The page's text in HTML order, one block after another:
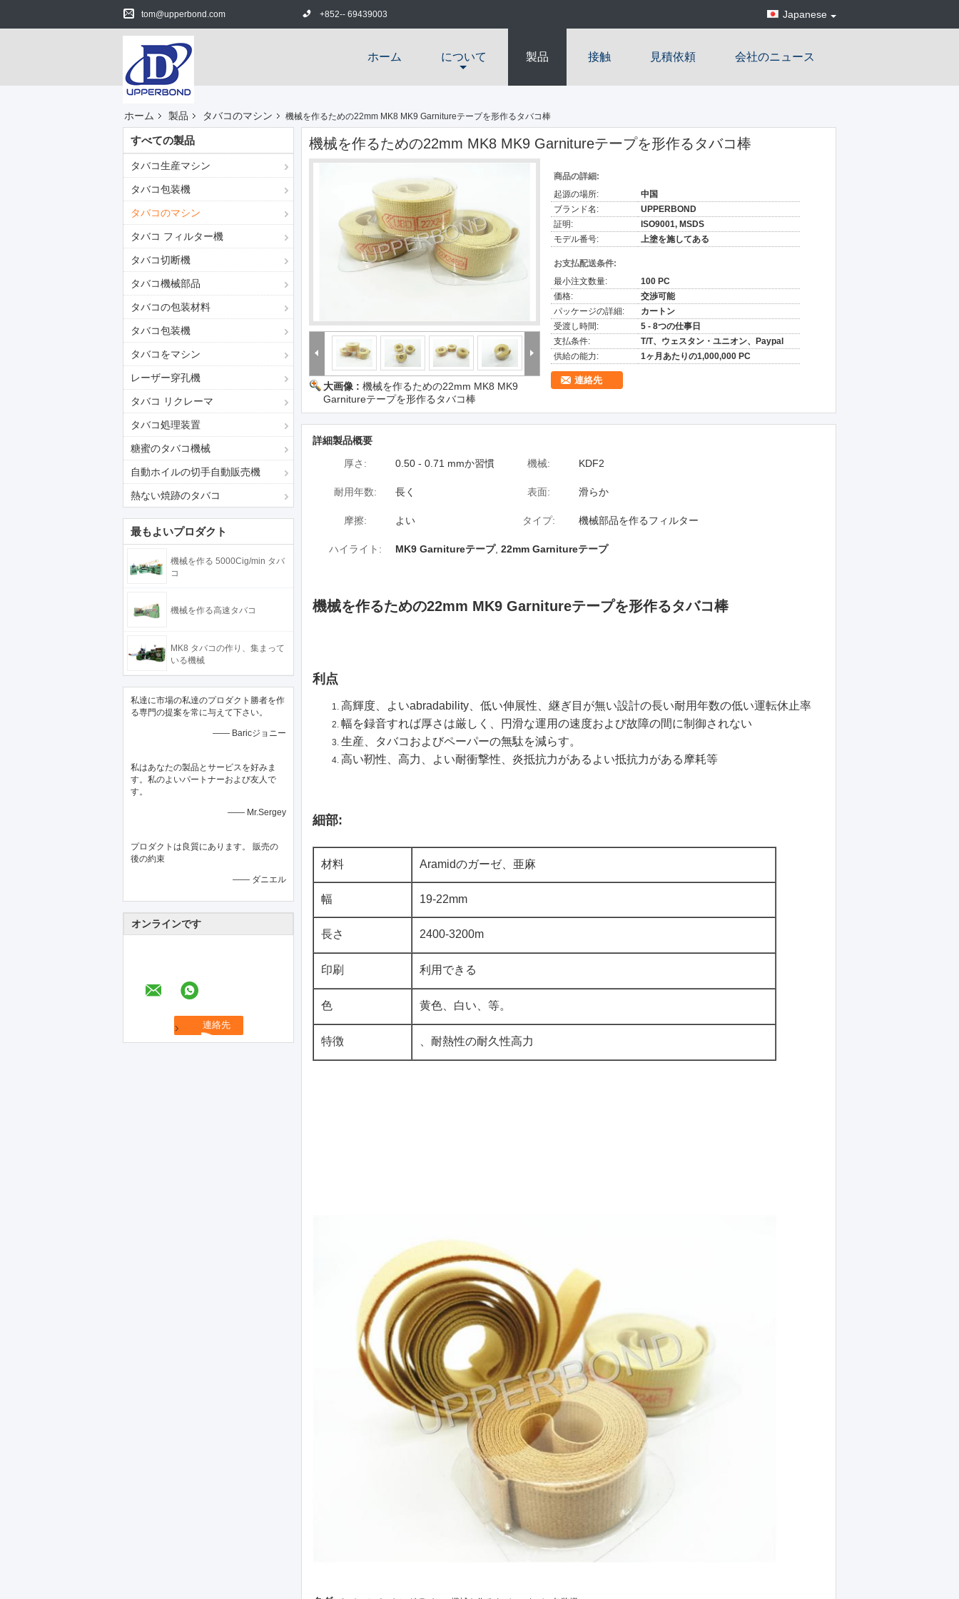
tom@upperbond.com +852-- 69439003 Japanese
ホーム について 製品 接触 見積依頼 会社のニュース
ホーム 製品 タバコのマシン 機械を作るための22mm MK8 MK9 Garnitureテープを形作るタバコ棒
すべての製品
タバコ生産マシン
タバコ包装機
タバコのマシン
タバコ フィルター機
タバコ切断機
タバコ機械部品
タバコの包装材料
タバコ包装機
タバコをマシン
レーザー穿孔機
タバコ リクレーマ
タバコ処理装置
糖蜜のタバコ機械
自動ホイルの切手自動販売機
熱ない焼跡のタバコ
最もよいプロダクト
機械を作る 5000Cig/min タバ
コ
機械を作る高速タバコ
MK8 タバコの作り、集まって
いる機械
私達に市場の私達のプロダクト勝者を作
る専門の提案を常に与えて下さい。
—— Baricジョニー
私はあなたの製品とサービスを好みま
す。私のよいパートナーおよび友人で
す。
—— Mr.Sergey
プロダクトは良質にあります。 販売の
後の約束
—— ダニエル
オンラインです
機械を作るための22mm MK8 MK9 Garnitureテープを形作るタバコ棒
大画像 : 機械を作るための22mm MK8 MK9
Garnitureテープを形作るタバコ棒
商品の詳細:
起源の場所:
中国
ブランド名:
UPPERBOND
証明:
ISO9001, MSDS
モデル番号:
上塗を施してある
お支払配送条件:
最小注文数量:
100 PC
価格:
交渉可能
パッケージの詳細:
カートン
受渡し時間:
5 - 8つの仕事日
支払条件:
T/T、ウェスタン・ユニオン、Paypal
供給の能力:
1ヶ月あたりの1,000,000 PC
連絡先
詳細製品概要
厚さ:
0.50 - 0.71 mmか習慣 機械: KDF2
耐用年数: 長く 表面: 滑らか
摩擦: よい タイプ: 機械部品を作るフィルター
ハイライト: MK9 Garnitureテープ, 22mm Garnitureテープ
機械を作るための22mm MK9 Garnitureテープを形作るタバコ棒
利点
高輝度、よいabradability、低い伸展性、継ぎ目が無い設計の長い耐用年数の低い運転休止率
幅を録音すれば厚さは厳しく、円滑な運用の速度および故障の間に制御されない
生産、タバコおよびペーパーの無駄を減らす。
高い靭性、高力、よい耐衝撃性、炎抵抗力があるよい抵抗力がある摩耗等
細部:
材料 Aramidのガーゼ、亜麻
幅 19-22mm
長さ 2400-3200m
印刷 利用できる
色 黄色、白い、等。
特徴 、耐熱性の耐久性高力